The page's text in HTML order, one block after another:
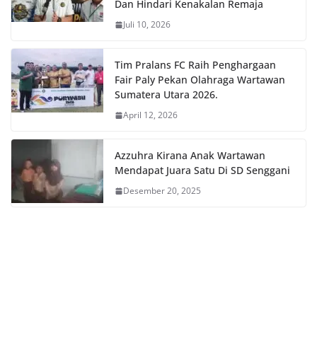
Dan Hindari Kenakalan Remaja
Juli 10, 2026
Tim Pralans FC Raih Penghargaan
Fair Paly Pekan Olahraga Wartawan
Sumatera Utara 2026.
April 12, 2026
Azzuhra Kirana Anak Wartawan
Mendapat Juara Satu Di SD Senggani
Desember 20, 2025